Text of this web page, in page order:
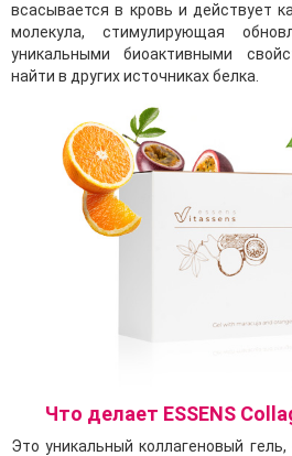
всасывается в кровь и действует
молекула, стимулирующая
уникальными биоактивными
найти в других источниках белка.
Что делает ESSENS
Это уникальный коллагеновый